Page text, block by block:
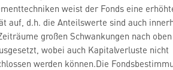
weist der Fonds eine
auf, d.h. die Anteilswerte sind auch
großen Schwankungen nach
wobei auch Kapitalverluste nicht
werden können.Die